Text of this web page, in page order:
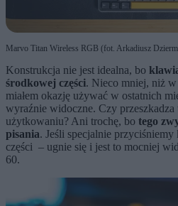
Marvo Titan Wireless RGB (fot. Arkadiusz
Konstrukcja nie jest idealna, bo
środkowej części. Nieco mniej, niż
miałem okazję używać w ostatnich
wyraźnie widoczne. Czy
użytkowaniu? Ani trochę, bo tego
pisania. Jeśli specjalnie
części – ugnie się i jest to mocniej
60.